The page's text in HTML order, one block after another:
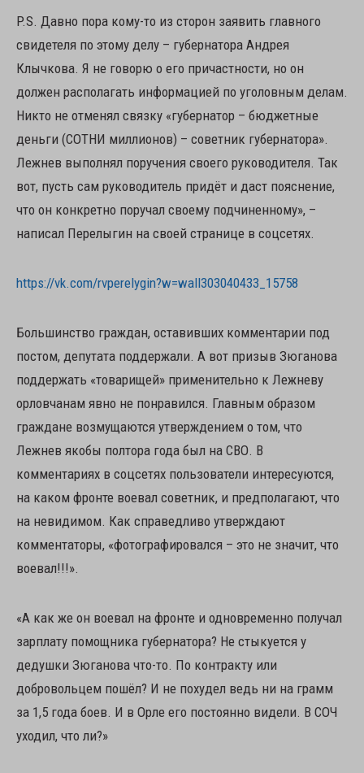
P.S. Давно пора кому-то из сторон заявить главного
свидетеля по этому делу – губернатора Андрея
Клычкова. Я не говорю о его причастности, но он
должен располагать информацией по уголовным делам.
Никто не отменял связку «губернатор – бюджетные
деньги (СОТНИ миллионов) – советник губернатора».
Лежнев выполнял поручения своего руководителя. Так
вот, пусть сам руководитель придёт и даст пояснение,
что он конкретно поручал своему подчиненному», –
написал Перелыгин на своей странице в соцсетях.
https://vk.com/rvperelygin?w=wall303040433_15758
Большинство граждан, оставивших комментарии под
постом, депутата поддержали. А вот призыв Зюганова
поддержать «товарищей» применительно к Лежневу
орловчанам явно не понравился. Главным образом
граждане возмущаются утверждением о том, что
Лежнев якобы полтора года был на СВО. В
комментариях в соцсетях пользователи интересуются,
на каком фронте воевал советник, и предполагают, что
на невидимом. Как справедливо утверждают
комментаторы, «фотографировался – это не значит, что
воевал!!!».
«А как же он воевал на фронте и одновременно получал
зарплату помощника губернатора? Не стыкуется у
дедушки Зюганова что-то. По контракту или
добровольцем пошёл? И не похудел ведь ни на грамм
за 1,5 года боев. И в Орле его постоянно видели. В СОЧ
уходил, что ли?»